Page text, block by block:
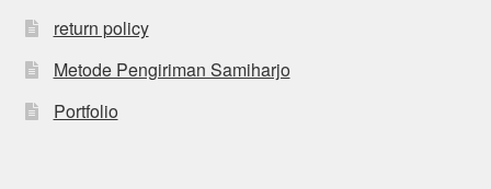
return policy
Metode Pengiriman Samiharjo
Portfolio